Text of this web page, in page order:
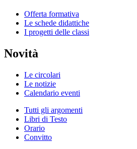
Offerta formativa
Le schede didattiche
I progetti delle classi
Novità
Le circolari
Le notizie
Calendario eventi
Tutti gli argomenti
Libri di Testo
Orario
Convitto